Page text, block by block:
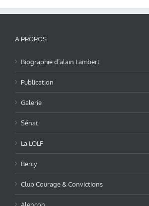
A PROPOS
Biographie d’alain Lambert
Publication
Galerie
Sénat
La LOLF
Bercy
Club Courage & Convictions
Alençon